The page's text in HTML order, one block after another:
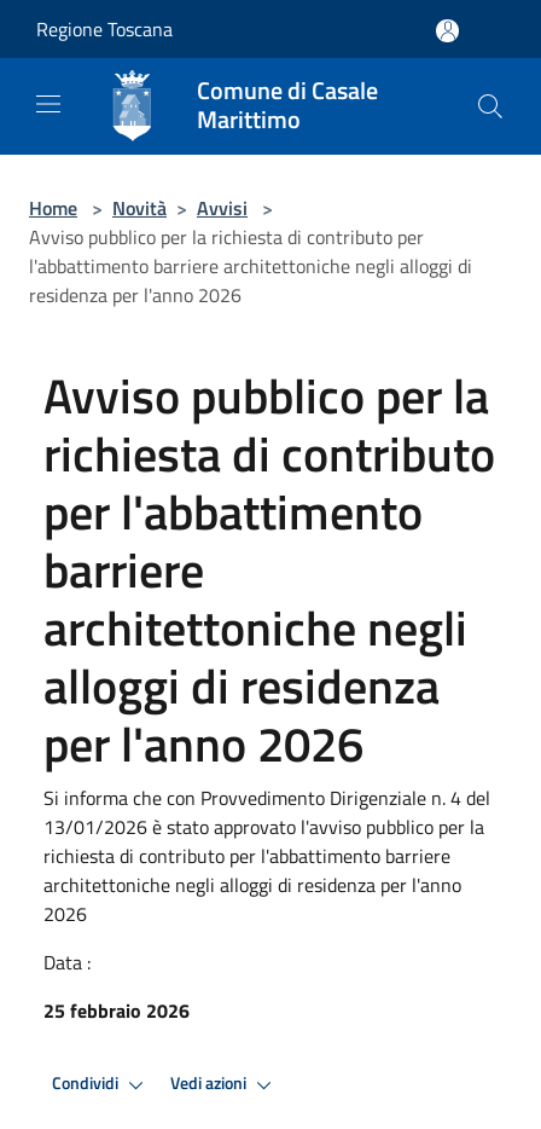
Regione Toscana
Comune di Casale
Marittimo
Home > Novità > Avvisi >
Avviso pubblico per la richiesta di contributo per
l'abbattimento barriere architettoniche negli alloggi di
residenza per l'anno 2026
Avviso pubblico per la
richiesta di contributo
per l'abbattimento
barriere
architettoniche negli
alloggi di residenza
per l'anno 2026
Si informa che con Provvedimento Dirigenziale n. 4 del
13/01/2026 è stato approvato l'avviso pubblico per la
richiesta di contributo per l'abbattimento barriere
architettoniche negli alloggi di residenza per l'anno
2026
Data :
25 febbraio 2026
Condividi Vedi azioni